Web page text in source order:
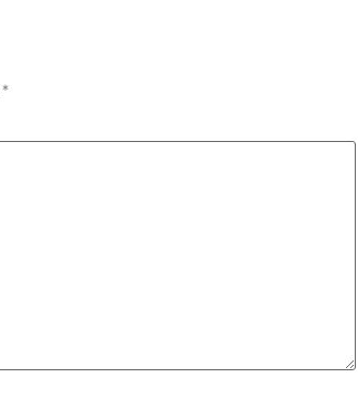
*